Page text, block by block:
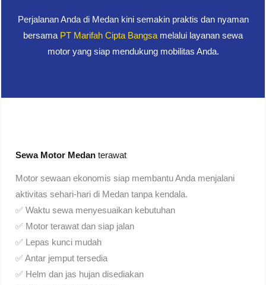
Perjalanan Anda di Medan kini semakin praktis dan nyaman
bersama PT Marifah Cipta Bangsa melalui layanan sewa
motor yang siap mendukung mobilitas Anda.
Sewa Motor Medanterawat
Motor sewaan ekonomis siap membantu Anda menjalani
aktivitas sehari-hari di Medan tanpa kendala.
✅ Waktu sewa menyesuaikan kebutuhan
✅ Motor terawat dan siap jalan
✅ Lepas kunci mudah
✅ Antar jemput tersedia
✅ Helm dan jas hujan disediakan